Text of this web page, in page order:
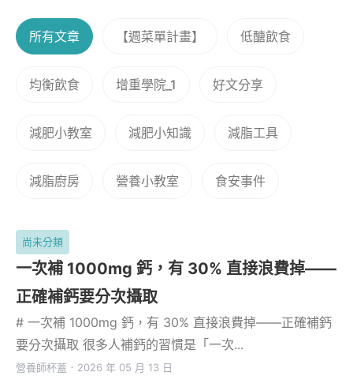
所有文章 【週菜單計畫】 低醣飲食
均衡飲食 增重學院_1 好文分享
減肥小教室 減肥小知識 減脂工具
減脂廚房 營養小教室 食安事件
尚未分類
一次補 1000mg 鈣，有 30% 直接浪費掉——
正確補鈣要分次攝取
# 一次補 1000mg 鈣，有 30% 直接浪費掉——正確補鈣
要分次攝取 很多人補鈣的習慣是「一次...
營養師杯蓋 ． 2026 年 05 月 13 日